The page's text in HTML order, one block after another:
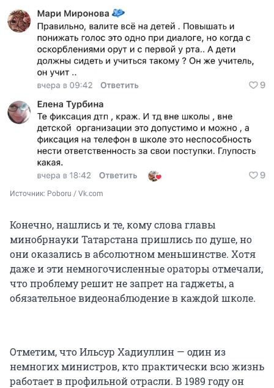
Источник: Poboru / Vk.com
Конечно, нашлись и те, кому слова главы
минобрнауки Татарстана пришлись по душе, но
они оказались в абсолютном меньшинстве. Хотя
даже и эти немногочисленные ораторы отмечали,
что проблему решит не запрет на гаджеты, а
обязательное видеонаблюдение в каждой школе.
Отметим, что Ильсур Хадиуллин — один из
немногих министров, кто практически всю жизнь
работает в профильной отрасли. В 1989 году он